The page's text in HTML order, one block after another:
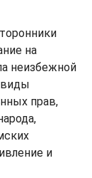
на
неизбежной
виды
прав,
и